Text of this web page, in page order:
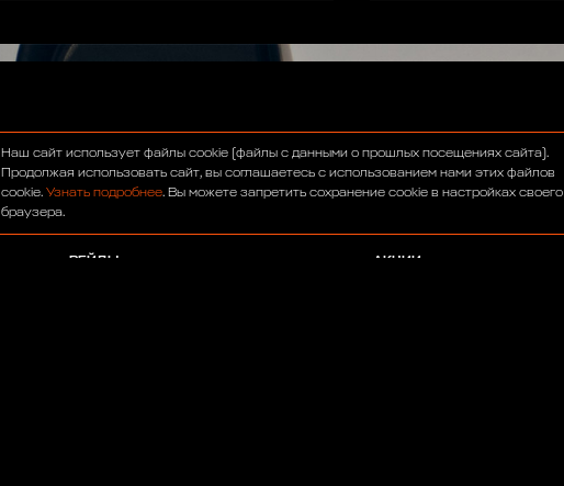
ФОРУМ
НОВОСТИ
БАР
РЕЙДЫ
СЕРВИС
АВТОСАЛОН
АКЦИИ
Наш сайт использует файлы cookie (файлы с данными о прошлых посещениях сайта).
Продолжая использовать сайт, вы соглашаетесь с использованием нами этих файлов
cookie. Узнать подробнее. Вы можете запретить сохранение cookie в настройках своего
браузера.